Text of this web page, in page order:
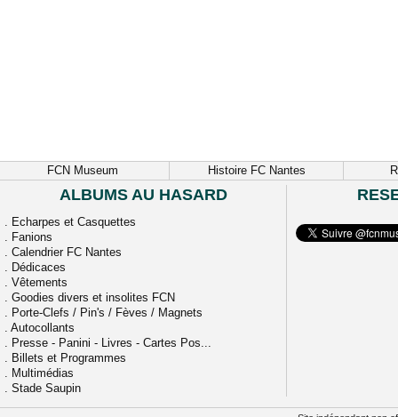
FCN Museum Histoire FC Nantes
ALBUMS AU HASARD
. Echarpes et Casquettes
. Fanions
. Calendrier FC Nantes
. Dédicaces
. Vêtements
. Goodies divers et insolites FCN
. Porte-Clefs / Pin's / Fèves / Magnets
. Autocollants
. Presse - Panini - Livres - Cartes Pos...
. Billets et Programmes
. Multimédias
. Stade Saupin